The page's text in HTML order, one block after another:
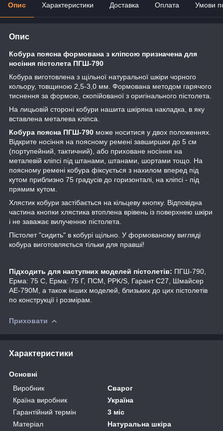
Опис Характеристики Доставка Оплата Умови
Опис
Кобура поясна формована з кліпсою призначена для
носіння пістолета ПГШ-790
Кобура виготовлена з щільної натуральної шкіри чорного
кольору, товщиною 2,5-3,0 мм. Формована методом гарячого
тиснення за формою, скопійованої з оригінального пістолета.
На лицьовій стороні кобури нашита шкіряна накладка, в яку
вставлена металева кліпса.
Кобура поясна ПГШ-790 може носитися у двох положеннях.
Відкрите носіння на поясному ремені завширшки до 5 см
(портупейний, тактичний), або приховане носіння на
металевій кліпсі під штанами, штанами, шортами тощо. На
поясному ремені кобура фіксується з нахилом вперед під
кутом приблизно 75 градусів до горизонталі, на кліпсі - під
прямим кутом.
Хлястик кобури застібається на кільцеву кнопку. Відповідна
частина кнопки хлястика втоплена врівень із поверхнею шкіри
і не заважає вилученню пістолета.
Пістолет "сидить" в кобурі щільно. У формованому вигляді
кобура виготовляється тільки для правші!
Підходить для наступних моделей пістолетів: ПГШ-790,
Ерма: 75 С, Ерма: 75 Г, ПСМ, PPK/S, Гарант С27, Шмайсер
АЕ-790М, а також інших моделей, близьких до цих пістолетів
по конструкції і розмірам.
Приховати
Характеристики
Основні
Виробник
Сварог
Країна виробник
Україна
Гарантійний термін
3 міс
Матеріал
Натуральна шкіра